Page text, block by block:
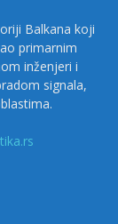
Balkana koji
primarnim
inženjeri i
signala,